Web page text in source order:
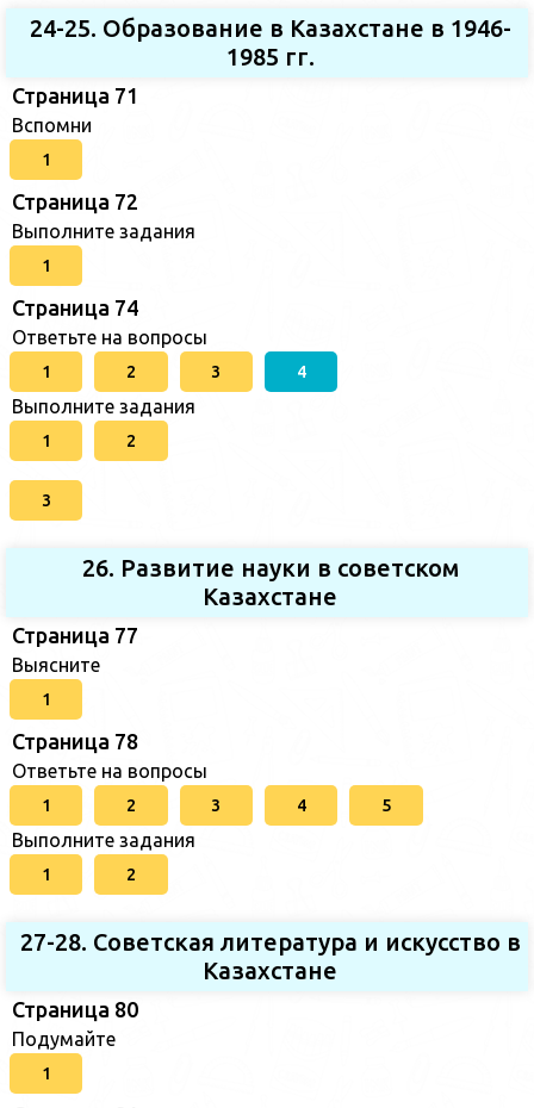
24-25. Образование в Казахстане в 1946-
1985 гг.
Страница 71
Вспомни
1
Страница 72
Выполните задания
1
Страница 74
Ответьте на вопросы
1 2 3 4
Выполните задания
1 2
3
26. Развитие науки в советском
Казахстане
Страница 77
Выясните
1
Страница 78
Ответьте на вопросы
1 2 3 4 5
Выполните задания
1 2
27-28. Советская литература и искусство в
Казахстане
Страница 80
Подумайте
1